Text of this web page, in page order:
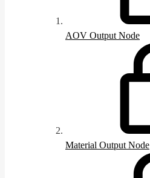
AOV Output Node
Material Output Node